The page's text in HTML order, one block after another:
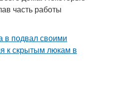
часть работы